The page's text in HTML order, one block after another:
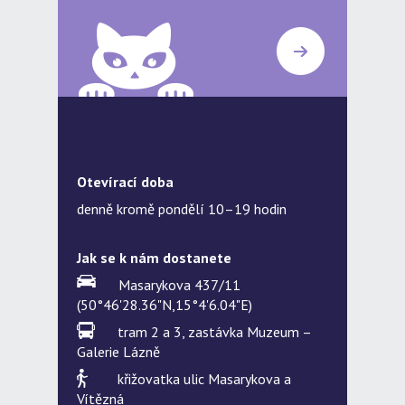
Otevírací doba
denně kromě pondělí 10–19 hodin
Jak se k nám dostanete
Masarykova 437/11
(50°46'28.36"N,15°4'6.04"E)
tram 2 a 3, zastávka Muzeum –
Galerie Lázně
křižovatka ulic Masarykova a
Vítězná